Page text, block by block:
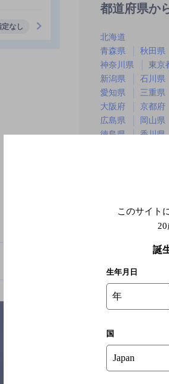
都道府県か
北海道
青森県
秋田県
神奈川県
東京
新潟県
石川県
愛知県
三重県
大阪府
京都府
広島県
岡山県
徳島県
香川県
定なし
このサイト
誕
生年月日
年
国